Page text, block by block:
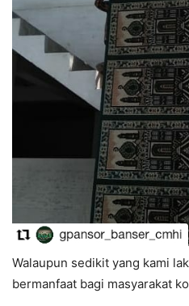
Walaupun sedikit yang kami
bermanfaat bagi masyarakat